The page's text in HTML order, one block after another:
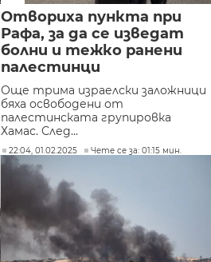
Отвориха пункта при
Рафа, за да се изведат
болни и тежко ранени
палестинци
Още трима израелски заложници
бяха освободени от
палестинската групировка
Хамас. След...
22:04, 01.02.2025 Чете се за: 01:15 мин.